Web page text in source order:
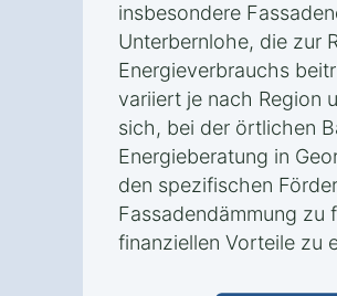
insbesondere
Unterbernlohe, die zur
Energieverbrauchs
variiert je nach Region
sich, bei der örtlichen
Energieberatung in
den spezifischen
Fassadendämmung zu
finanziellen Vorteile zu